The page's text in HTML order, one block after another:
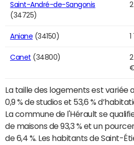
Saint-André-de-Sangonis
(34725)
Aniane (34150)
Canet (34800)
La taille des logements est variée
0,9 % de studios et 53,6 %
La commune de l'Hérault se
de maisons de 93,3 % et un
de 6,4 %. Les habitants de Saint-